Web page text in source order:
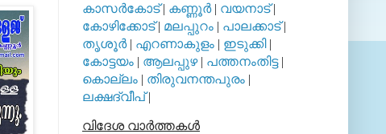
കാസര്‍കോട്| കണ്ണൂര്‍| വയനാട്|
കോഴിക്കോട്| മലപ്പുറം | പാലക്കാട്|
തൃശൂര്‍| എറണാകുളം | ഇടുക്കി|
കോട്ടയം | ആലപ്പുഴ| പത്തനംതിട്ട|
കൊല്ലം | തിരുവനന്തപുരം |
ലക്ഷദ്വീപ്|
വിദേശ വാര്‍ത്തകള്‍